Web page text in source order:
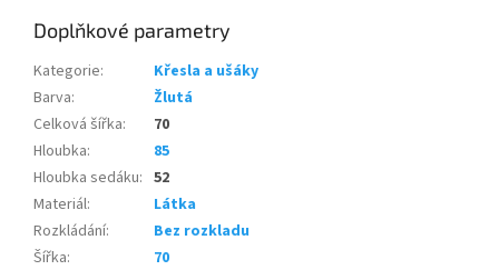
Doplňkové parametry
Kategorie:
Křesla a ušáky
Barva:
Žlutá
Celková šířka:
70
Hloubka:
85
Hloubka sedáku: 52
Materiál:
Látka
Rozkládání:
Bez rozkladu
Šířka:
70